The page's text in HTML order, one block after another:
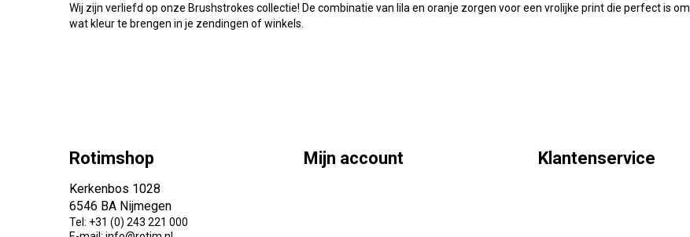
Wij zijn verliefd op onze Brushstrokes collectie! De combinatie van lila en oranje zorgen voor een vrolijke print die perfect is om
wat kleur te brengen in je zendingen of winkels.
Rotimshop
Kerkenbos 1028
6546 BA Nijmegen
Tel: +31 (0) 243 221 000
Mijn account Klantenservice